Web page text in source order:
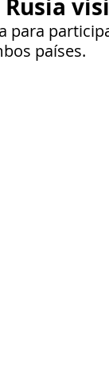
para
países.